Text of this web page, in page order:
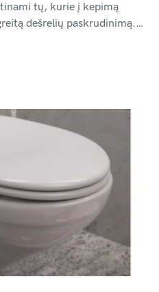
tų, kurie į kepimą
dešrelių paskrudinimą.…